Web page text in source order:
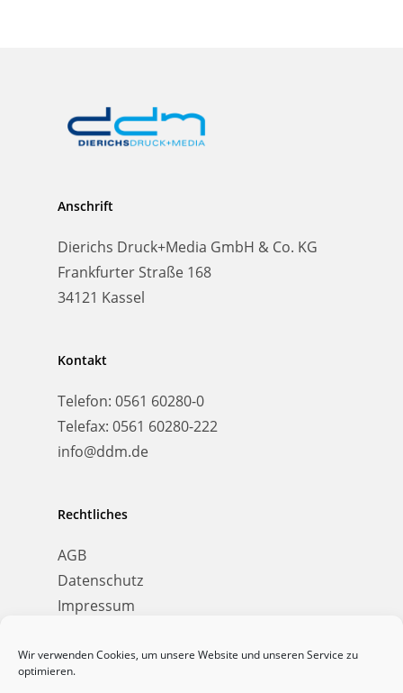
Wir verwenden Cookies, um unsere Website und unseren Service zu
optimieren.
Anschrift
Dierichs Druck+Media GmbH & Co. KG
Frankfurter Straße 168
34121 Kassel
Kontakt
Telefon: 0561 60280-0
Telefax: 0561 60280-222
info@ddm.de
Rechtliches
AGB
Datenschutz
Impressum